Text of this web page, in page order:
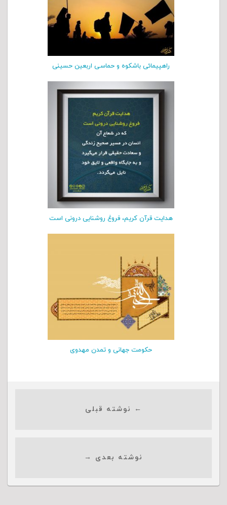
راهپیمائی باشکوه و حماسی اربعین حسینی
هدایت قرآن کریم، فروغ روشنایی درونی است
حکومت جهانی و تمدن مهدوی
← نوشته قبلی
نوشته بعدی →